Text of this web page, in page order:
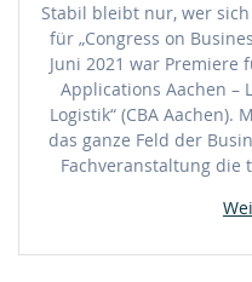
Stabil bleibt nur, wer
für „Congress on
Juni 2021 war Premiere
Applications Aachen –
Logistik“ (CBA
das ganze Feld der
Fachveranstaltung